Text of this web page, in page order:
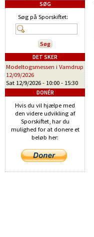
SØG
Søg på Sporskiftet:
DET SKER
Modeltogsmessen i Vamdrup
12/09/2026
Sat 12/9/2026 - 10:00 - 15:30
DONÉR
Hvis du vil hjælpe med
den videre udvikling af
Sporskiftet, har du
mulighed for at donere et
beløb her: